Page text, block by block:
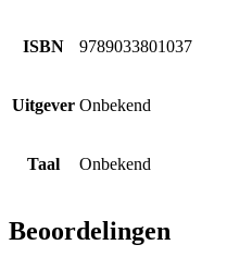
ISBN 9789033801037
Uitgever Onbekend
Taal Onbekend
Beoordelingen